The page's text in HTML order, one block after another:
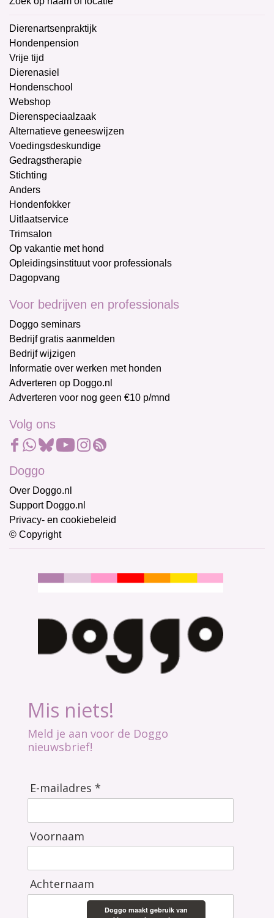
Dierenartsenpraktijk
Hondenpension
Vrije tijd
Dierenasiel
Hondenschool
Webshop
Dierenspeciaalzaak
Alternatieve geneeswijzen
Voedingsdeskundige
Gedragstherapie
Stichting
Anders
Hondenfokker
Uitlaatservice
Trimsalon
Op vakantie met hond
Opleidingsinstituut voor professionals
Dagopvang
Voor bedrijven en professionals
Doggo seminars
Bedrijf gratis aanmelden
Bedrijf wijzigen
Informatie over werken met honden
Adverteren op Doggo.nl
Adverteren voor nog geen €10 p/mnd
Volg ons
Doggo
Over Doggo.nl
Support Doggo.nl
Privacy- en cookiebeleid
© Copyright
Mis niets!
Meld je aan voor de Doggo
nieuwsbrief!
E-mailadres *
Voornaam
Achternaam
Doggo maakt gebruik van